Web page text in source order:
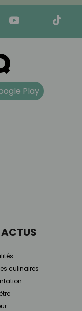
Play
ACTUS
culinaires